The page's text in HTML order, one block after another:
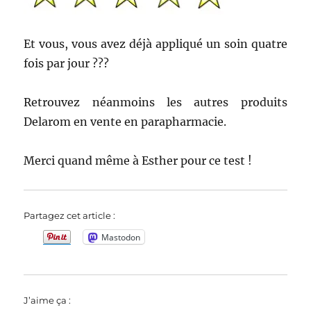
Et vous, vous avez déjà appliqué un soin quatre
fois par jour ???
Retrouvez néanmoins les autres produits
Delarom en vente en parapharmacie.
Merci quand même à Esther pour ce test !
Partagez cet article :
Mastodon
J’aime ça :